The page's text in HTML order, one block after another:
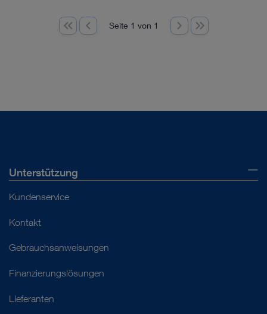
Seite 1 von 1
Unterstützung
Kundenservice
Kontakt
Gebrauchsanweisungen
Finanzierungslösungen
Lieferanten